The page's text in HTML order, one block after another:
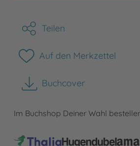
Teilen
Auf den Merkzettel
Buchcover
herunterladen
Im Buchshop Deiner Wahl